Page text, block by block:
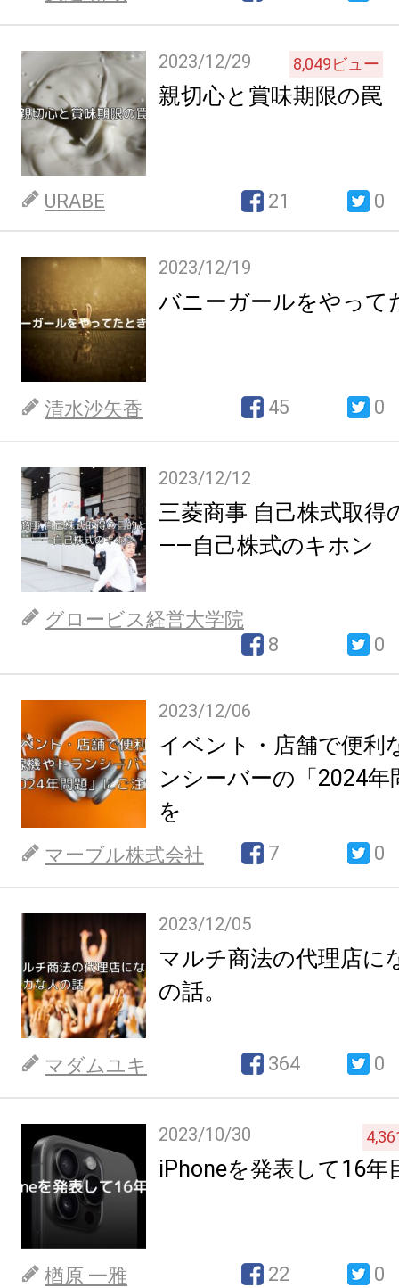
2023/12/29 8,049ビュー
親切心と賞味期限の罠
URABE 21 0
2023/12/19
バニーガールをやって
清水沙矢香 45 0
2023/12/12
三菱商事 自己株式取得
――自己株式のキホン
グロービス経営大学院
8
0
2023/12/06
イベント・店舗で便利
ンシーバーの「2024年
を
マーブル株式会社 7 0
2023/12/05
マルチ商法の代理店に
の話。
マダムユキ 364 0
2023/10/30
iPhoneを発表して16年
楢原 一雅 22 0